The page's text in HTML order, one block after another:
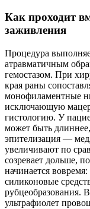
Как проходит
заживления
Процедура
атравматичным
гемостазом. При
края раны
монофиламентные
исключающую
гистологию. У
может быть
эпителизация —
увеличивают по
созревает дольше,
начинается
силиконовые
рубцеобразования.
ультрафиолет